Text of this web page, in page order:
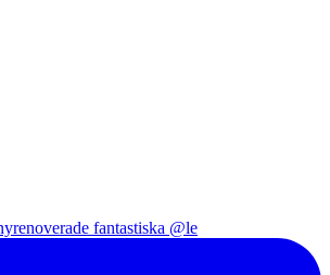
fantastiska @le